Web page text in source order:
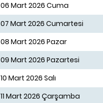
06 Mart 2026 Cuma
07 Mart 2026 Cumartesi
08 Mart 2026 Pazar
09 Mart 2026 Pazartesi
10 Mart 2026 Salı
11 Mart 2026 Çarşamba